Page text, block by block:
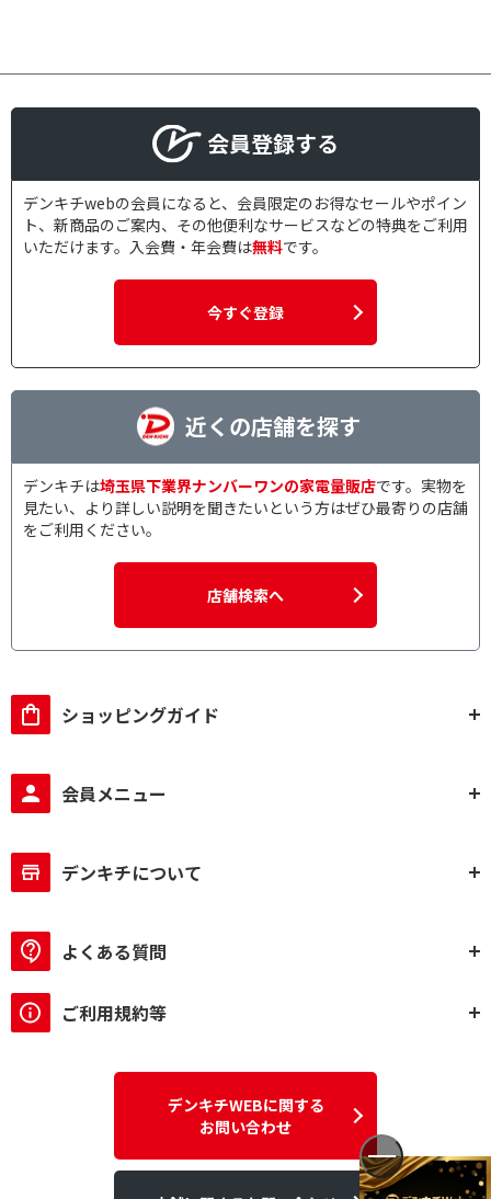
会員登録する
デンキチwebの会員になると、会員限定のお得なセールやポイン
ト、新商品のご案内、その他便利なサービスなどの特典をご利用
いただけます。入会費・年会費は無料です。
今すぐ登録
近くの店舗を探す
デンキチは埼玉県下業界ナンバーワンの家電量販店です。実物を
見たい、より詳しい説明を聞きたいという方はぜひ最寄りの店舗
をご利用ください。
店舗検索へ
ショッピングガイド
会員メニュー
デンキチについて
よくある質問
ご利用規約等
デンキチWEBに関する
お問い合わせ